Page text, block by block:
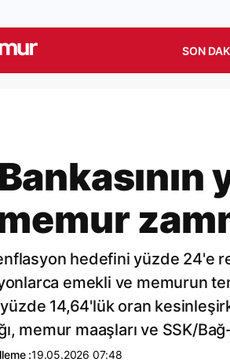
SON
hedefini yüzde 24'e
emekli ve memurun
14,64'lük oran
memur maaşları ve SSK/
:19.05.2026 07:48